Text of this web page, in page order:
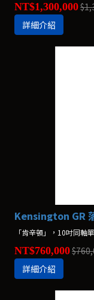
NT$1,300,000
詳細介紹
Kensington GR
「肯辛頓」，10吋同軸
NT$760,000
詳細介紹